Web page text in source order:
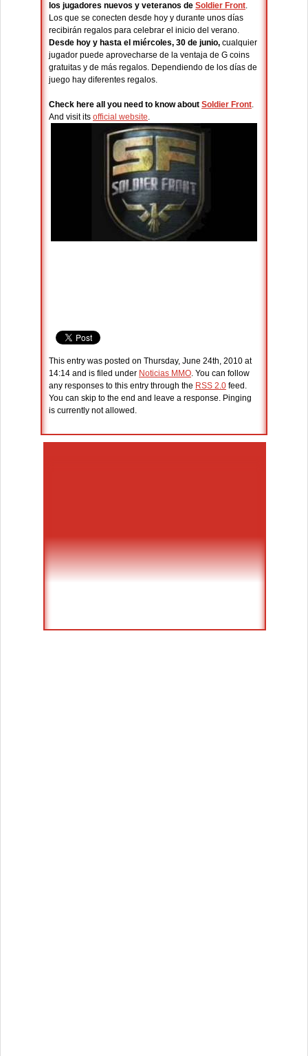
los jugadores nuevos y veteranos de Soldier Front.
Los que se conecten desde hoy y durante unos días
recibirán regalos para celebrar el inicio del verano.
Desde hoy y hasta el miércoles, 30 de junio, cualquier
jugador puede aprovecharse de la ventaja de G coins
gratuitas y de más regalos. Dependiendo de los días de
juego hay diferentes regalos.
Check here all you need to know about Soldier Front.
And visit its official website.
This entry was posted on Thursday, June 24th, 2010 at
14:14 and is filed under Noticias MMO. You can follow
any responses to this entry through the RSS 2.0 feed.
You can skip to the end and leave a response. Pinging
is currently not allowed.